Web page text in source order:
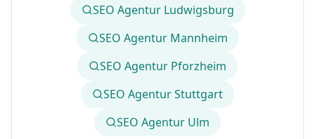
SEO Agentur Ludwigsburg
SEO Agentur Mannheim
SEO Agentur Pforzheim
SEO Agentur Stuttgart
SEO Agentur Ulm